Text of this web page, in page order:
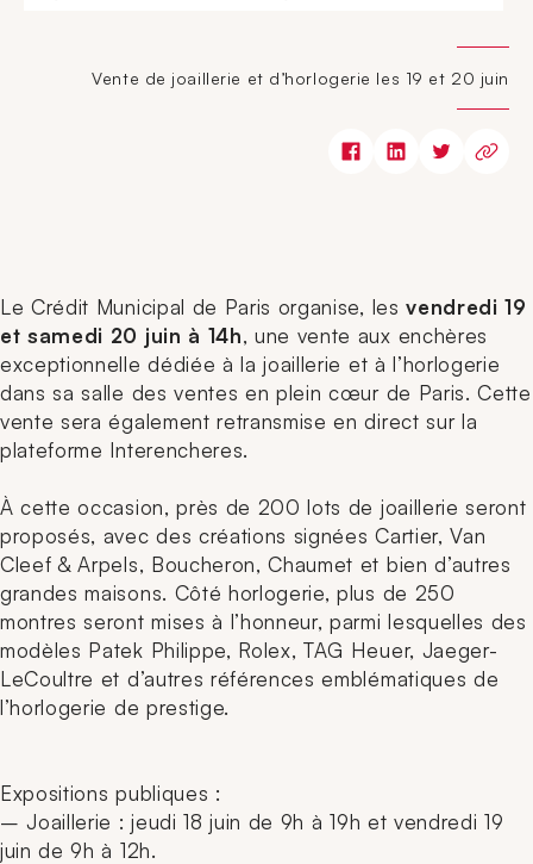
Vente de joaillerie et d’horlogerie les 19 et 20 juin
Le Crédit Municipal de Paris organise, lesvendredi 19
et samedi 20 juin à 14h, une vente aux enchères
exceptionnelle dédiée à la joaillerie et à l’horlogerie
dans sa salle des ventes en plein cœur de Paris. Cette
vente sera également retransmise en direct sur la
plateforme Interencheres.
À cette occasion, près de 200 lots de joaillerie seront
proposés, avec des créations signées Cartier, Van
Cleef & Arpels, Boucheron, Chaumet et bien d’autres
grandes maisons. Côté horlogerie, plus de 250
montres seront mises à l’honneur, parmi lesquelles des
modèles Patek Philippe, Rolex, TAG Heuer, Jaeger-
LeCoultre et d’autres références emblématiques de
l’horlogerie de prestige.
Expositions publiques :
– Joaillerie : jeudi 18 juin de 9h à 19h et vendredi 19
juin de 9h à 12h.